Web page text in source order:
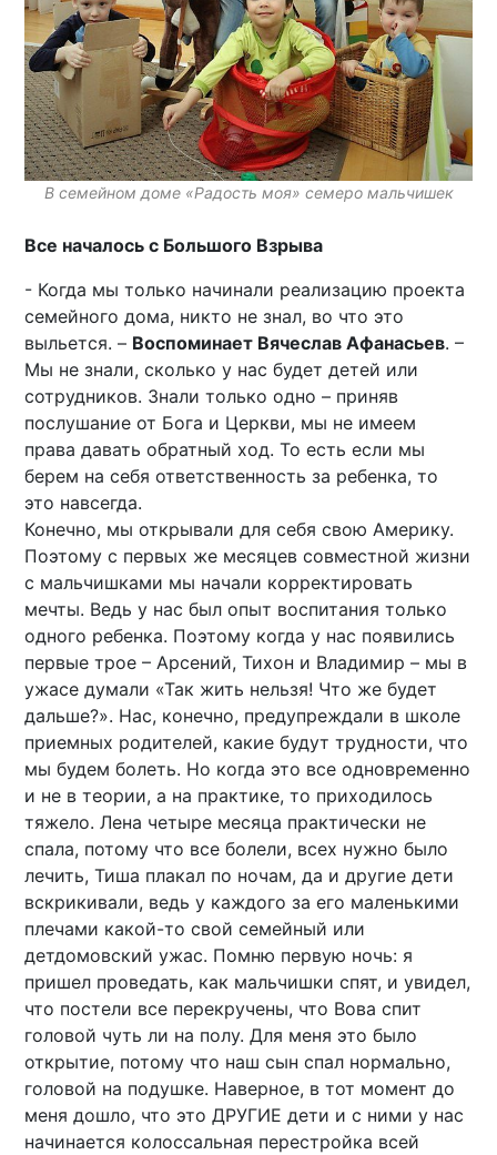
В семейном доме «Радость моя» семеро мальчишек
Все началось с Большого Взрыва
- Когда мы только начинали реализацию проекта
семейного дома, никто не знал, во что это
выльется. – Воспоминает Вячеслав Афанасьев. –
Мы не знали, сколько у нас будет детей или
сотрудников. Знали только одно – приняв
послушание от Бога и Церкви, мы не имеем
права давать обратный ход. То есть если мы
берем на себя ответственность за ребенка, то
это навсегда.
Конечно, мы открывали для себя свою Америку.
Поэтому с первых же месяцев совместной жизни
с мальчишками мы начали корректировать
мечты. Ведь у нас был опыт воспитания только
одного ребенка. Поэтому когда у нас появились
первые трое – Арсений, Тихон и Владимир – мы в
ужасе думали «Так жить нельзя! Что же будет
дальше?». Нас, конечно, предупреждали в школе
приемных родителей, какие будут трудности, что
мы будем болеть. Но когда это все одновременно
и не в теории, а на практике, то приходилось
тяжело. Лена четыре месяца практически не
спала, потому что все болели, всех нужно было
лечить, Тиша плакал по ночам, да и другие дети
вскрикивали, ведь у каждого за его маленькими
плечами какой-то свой семейный или
детдомовский ужас. Помню первую ночь: я
пришел проведать, как мальчишки спят, и увидел,
что постели все перекручены, что Вова спит
головой чуть ли на полу. Для меня это было
открытие, потому что наш сын спал нормально,
головой на подушке. Наверное, в тот момент до
меня дошло, что это ДРУГИЕ дети и с ними у нас
начинается колоссальная перестройка всей